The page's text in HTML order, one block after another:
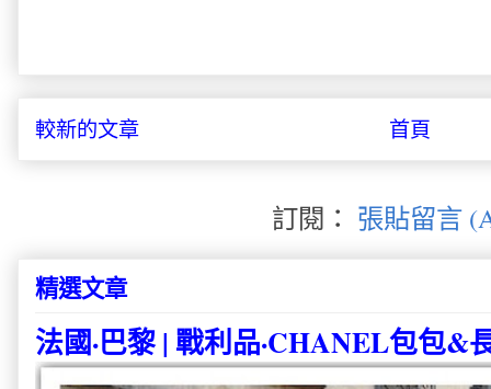
較新的文章 首頁
訂閱： 張貼留言
精選文章
法國·巴黎 | 戰利品·CHANEL包包&